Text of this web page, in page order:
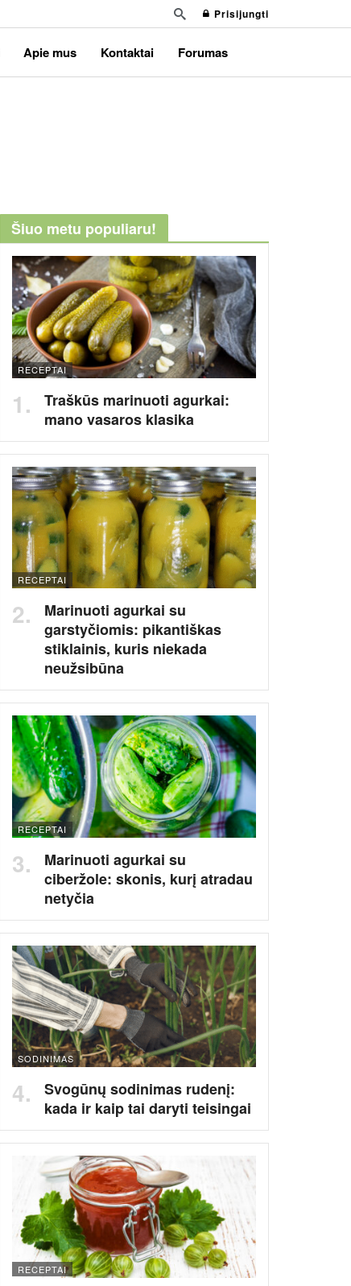
Prisijungti
Apie mus Kontaktai Forumas
Šiuo metu populiaru!
RECEPTAI
Traškūs marinuoti agurkai:
mano vasaros klasika
RECEPTAI
Marinuoti agurkai su
garstyčiomis: pikantiškas
stiklainis, kuris niekada
neužsibūna
RECEPTAI
Marinuoti agurkai su
ciberžole: skonis, kurį atradau
netyčia
SODINIMAS
Svogūnų sodinimas rudenį:
kada ir kaip tai daryti teisingai
RECEPTAI